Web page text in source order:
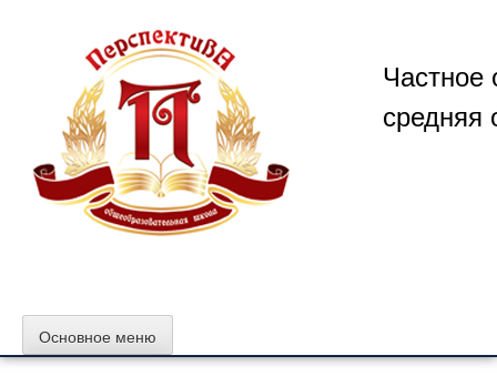
содержимому
Частное
средняя
Основное меню